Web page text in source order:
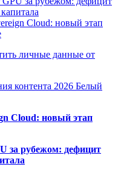
Cloud: новый этап
личные данные от
контента 2026 Белый
Cloud: новый этап
за рубежом: дефицит